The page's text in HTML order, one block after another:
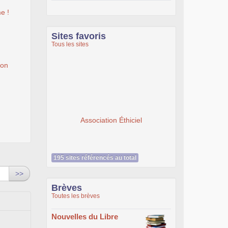
!
>>
Sites favoris
Tous les sites
Association Éthiciel
195 sites référencés au total
Brèves
Toutes les brèves
Nouvelles du Libre